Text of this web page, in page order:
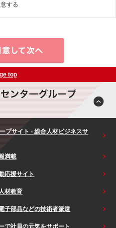
する
top
プサイト - 総合人材ビジネスサ
満載
応援サイト
材教育
子部品などの技術者派遣
で社員の元気をサポート